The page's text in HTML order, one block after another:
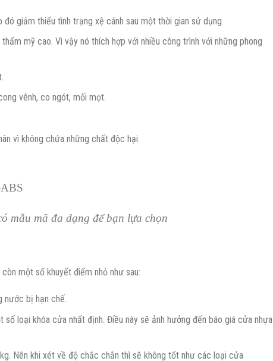
giảm thiểu tình trạng xệ cánh sau một thời gian sử dụng.
mỹ cao. Vì vậy nó thích hợp với nhiều công trình với những phong
vênh, co ngót, mối mọt.
vì không chứa những chất độc hại.
mẫu mã đa dạng để bạn lựa chọn
một số khuyết điểm nhỏ như sau:
nước bị hạn chế.
loại khóa cửa nhất định. Điều này sẽ ảnh hưởng đến báo giá cửa nhựa
Nên khi xét về độ chắc chắn thì sẽ không tốt như các loại cửa